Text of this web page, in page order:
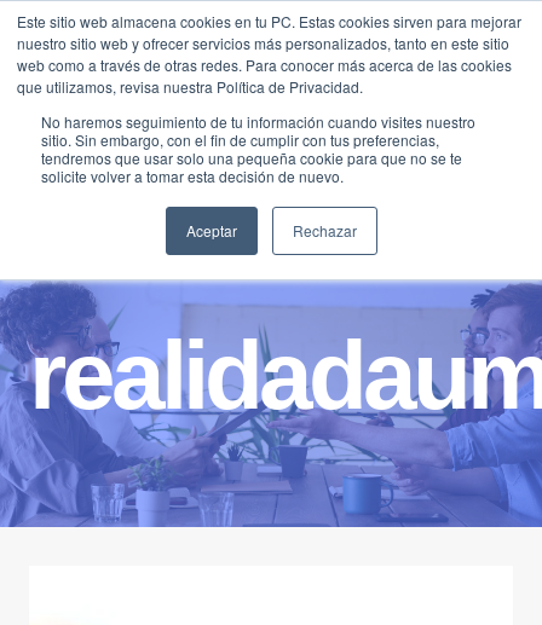
Este sitio web almacena cookies en tu PC. Estas cookies sirven para mejorar
nuestro sitio web y ofrecer servicios más personalizados, tanto en este sitio
web como a través de otras redes. Para conocer más acerca de las cookies
que utilizamos, revisa nuestra Política de Privacidad.
No haremos seguimiento de tu información cuando visites nuestro
sitio. Sin embargo, con el fin de cumplir con tus preferencias,
tendremos que usar solo una pequeña cookie para que no se te
solicite volver a tomar esta decisión de nuevo.
Aceptar Rechazar
Saltar
contenido
Traducir »